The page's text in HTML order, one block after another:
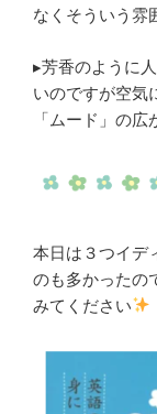
なくそういう雰
▸芳香のように
いのですが空気
「ムード」の広
本日は３つイデ
のも多かったの
みてください